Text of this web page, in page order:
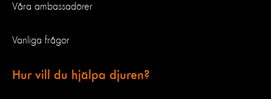
Våra ambassadörer
Vanliga frågor
Hur vill du hjälpa djuren?